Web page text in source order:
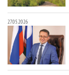
27.05.2026